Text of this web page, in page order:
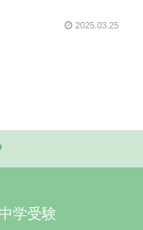
2025.03.25
学受験